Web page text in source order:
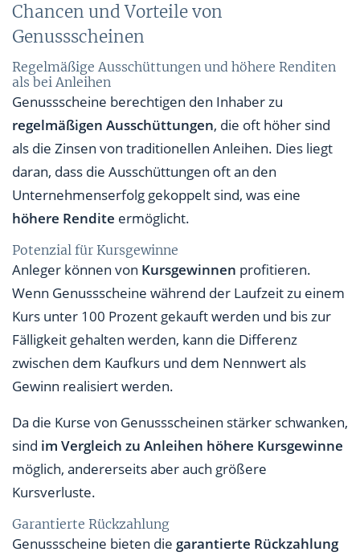
Chancen und Vorteile von
Genussscheinen
Regelmäßige Ausschüttungen und höhere Renditen
als bei Anleihen
Genussscheine berechtigen den Inhaber zu
regelmäßigen Ausschüttungen, die oft höher sind
als die Zinsen von traditionellen Anleihen. Dies liegt
daran, dass die Ausschüttungen oft an den
Unternehmenserfolg gekoppelt sind, was eine
höhere Rendite ermöglicht.
Potenzial für Kursgewinne
Anleger können von Kursgewinnen profitieren.
Wenn Genussscheine während der Laufzeit zu einem
Kurs unter 100 Prozent gekauft werden und bis zur
Fälligkeit gehalten werden, kann die Differenz
zwischen dem Kaufkurs und dem Nennwert als
Gewinn realisiert werden.
Da die Kurse von Genussscheinen stärker schwanken,
sind im Vergleich zu Anleihen höhere Kursgewinne
möglich, andererseits aber auch größere
Kursverluste.
Garantierte Rückzahlung
Genussscheine bieten die garantierte Rückzahlung